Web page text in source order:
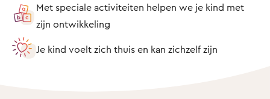
Met speciale activiteiten helpen we je kind met
zijn ontwikkeling
Je kind voelt zich thuis en kan zichzelf zijn